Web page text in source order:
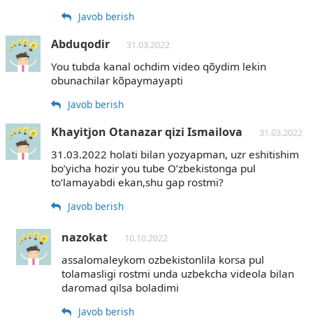
Javob berish
Abduqodir 31.03.2022
You tubda kanal ochdim video qõydim lekin
obunachilar kõpaymayapti
Javob berish
Khayitjon Otanazar qizi Ismailova 31.03.2022
31.03.2022 holati bilan yozyapman, uzr eshitishim
bo’yicha hozir you tube O’zbekistonga pul
to‘lamayabdi ekan,shu gap rostmi?
Javob berish
nazokat 10.10.2022
assalomaleykom ozbekistonlila korsa pul
tolamasligi rostmi unda uzbekcha videola bilan
daromad qilsa boladimi
Javob berish